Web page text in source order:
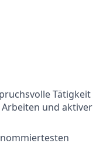
Tätigkeit
und aktiver